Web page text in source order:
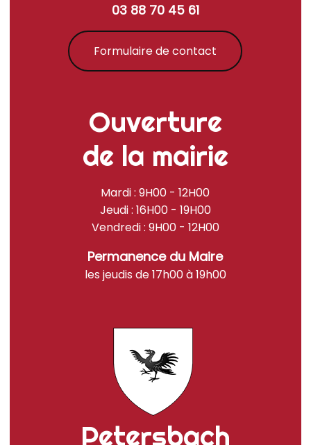
03 88 70 45 61
Formulaire de contact
Ouverture
de la mairie
Mardi : 9H00 - 12H00
Jeudi : 16H00 - 19H00
Vendredi : 9H00 - 12H00
Permanence du Maire
les jeudis de 17h00 à 19h00
Petersbach